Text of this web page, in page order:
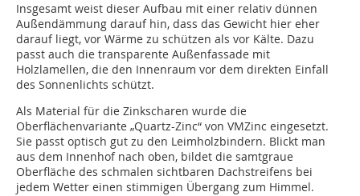
Insgesamt weist dieser Aufbau mit einer relativ dünnen
Außendämmung darauf hin, dass das Gewicht hier eher
darauf liegt, vor Wärme zu schützen als vor Kälte. Dazu
passt auch die transparente Außenfassade mit
Holzlamellen, die den Innenraum vor dem direkten Einfall
des Sonnenlichts schützt.
Als Material für die Zinkscharen wurde die
Oberflächenvariante „Quartz-Zinc“ von VMZinc eingesetzt.
Sie passt optisch gut zu den Leimholzbindern. Blickt man
aus dem Innenhof nach oben, bildet die samtgraue
Oberfläche des schmalen sichtbaren Dachstreifens bei
jedem Wetter einen stimmigen Übergang zum Himmel.